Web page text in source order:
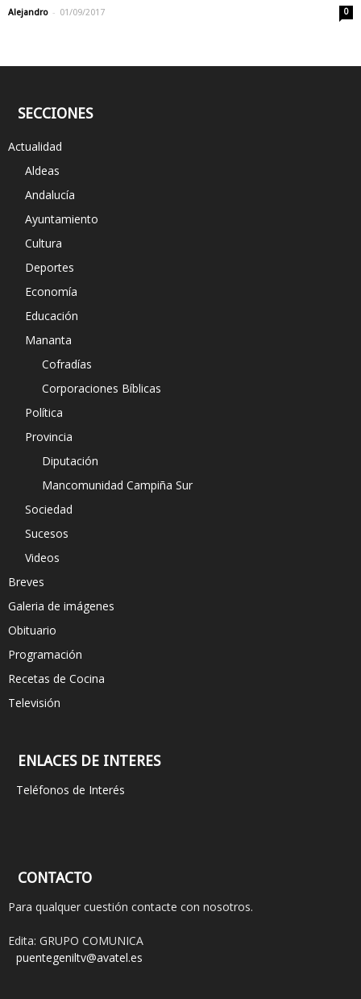
Alejandro - 01/09/2017 0
SECCIONES
Actualidad
Aldeas
Andalucía
Ayuntamiento
Cultura
Deportes
Economía
Educación
Mananta
Cofradías
Corporaciones Bíblicas
Política
Provincia
Diputación
Mancomunidad Campiña Sur
Sociedad
Sucesos
Videos
Breves
Galeria de imágenes
Obituario
Programación
Recetas de Cocina
Televisión
ENLACES DE INTERES
Teléfonos de Interés
CONTACTO
Para qualquer cuestión contacte con nosotros.
Edita: GRUPO COMUNICA
puentegeniltv@avatel.es